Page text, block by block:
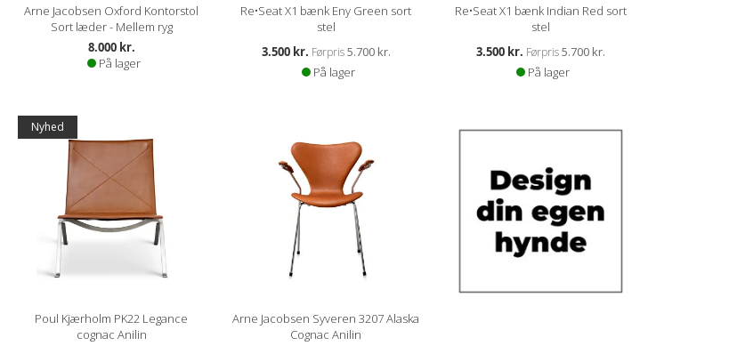
Arne Jacobsen Oxford Kontorstol
Sort læder - Mellem ryg
8.000 kr.
På lager
Re•Seat X1 bænk Eny Green sort
stel
Kampagnepris
3.500 kr. Førpris5.700 kr.
På lager
Re•Seat X1 bænk Indian Red sort
stel
Kampagnepris
3.500 kr. Førpris 5.700 kr.
På lager
Nyhed
Poul Kjærholm PK22 Legance
cognac Anilin
Arne Jacobsen Syveren 3207 Alaska
Cognac Anilin